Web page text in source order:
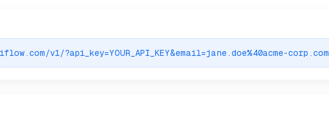
v1/?api_key=YOUR_API_KEY&email=jane.doe%40acme-corp.com